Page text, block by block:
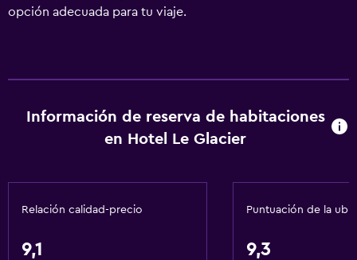
opción adecuada para tu viaje.
Información de reserva de habitaciones
en Hotel Le Glacier
Relación calidad-precio
9,1
Puntuación de la
9,3